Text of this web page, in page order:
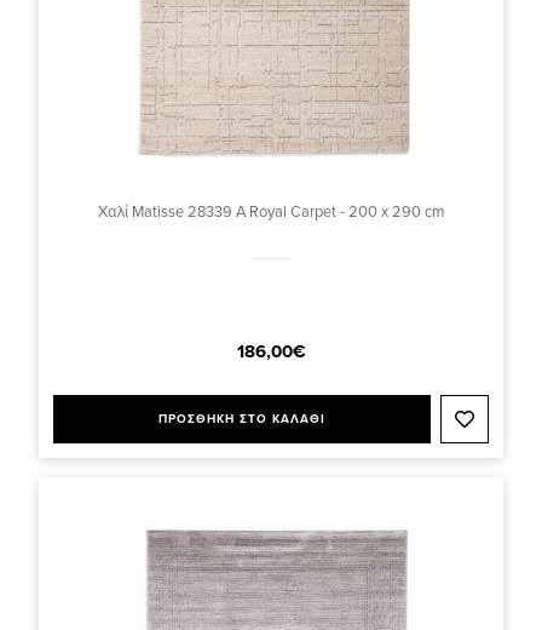
Χαλί Matisse 28339 A Royal Carpet - 200 x 290 cm
186,00€
ΠΡΟΣΘΗΚΗ ΣΤΟ ΚΑΛΑΘΙ